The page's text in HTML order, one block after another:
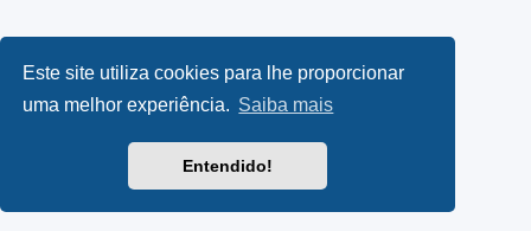
Este site utiliza cookies para lhe proporcionar
uma melhor experiência. Saiba mais
Entendido!